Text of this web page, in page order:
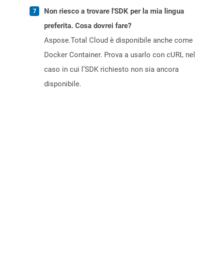
Non riesco a trovare l'SDK per la mia lingua
preferita. Cosa dovrei fare?
Aspose.Total Cloud è disponibile anche come
Docker Container. Prova a usarlo con cURL nel
caso in cui l’SDK richiesto non sia ancora
disponibile.